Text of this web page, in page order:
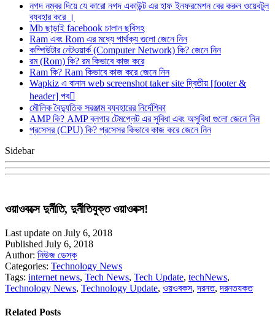
নগদ নম্বর দিয়ে যে কারো নগদ একাউন্ট এর হাফ ইনফরমেশন বের করুন ওয়েবটুল
ব্যবহার করে ।
Mb ছাড়াই facebook চালান ছবিসহ
Ram এবং Rom এর মধ্যে পার্থক্য গুলো জেনে নিন
কম্পিউটার নেটওয়ার্ক (Computer Network) কি? জেনে নিন
রম (Rom) কি? রম কিভাবে কাজ করে
Ram কি? Ram কিভাবে কাজ করে জেনে নিন
Wapkiz এ বানান web screenshot taker site দ্বিতীয় [footer &
header] পব
মৌলিক বৈদ্যুতিক সরঞ্জাম ব্যবহারের নির্দেশিকা
AMP কি? AMP ব্লগার টেমপ্লেট এর সুবিধা এবং অসুবিধা গুলো জেনে নিন
প্রসেসর (CPU) কি? প্রসেসর কিভাবে কাজ করে জেনে নিন
Sidebar
ওয়াওবক্সে দুর্নীতি, দুর্নীতিযুক্ত ওয়াওবক্স!
Last update on July 6, 2018
Published July 6, 2018
Author: নিউজ ডেস্ক
Categories: Technology News
Tags: internet news, Tech News, Tech Update, techNews,
Technology News, Technology Update, ওয়ওবকস,দরনত,দরনতযকত
Related Posts